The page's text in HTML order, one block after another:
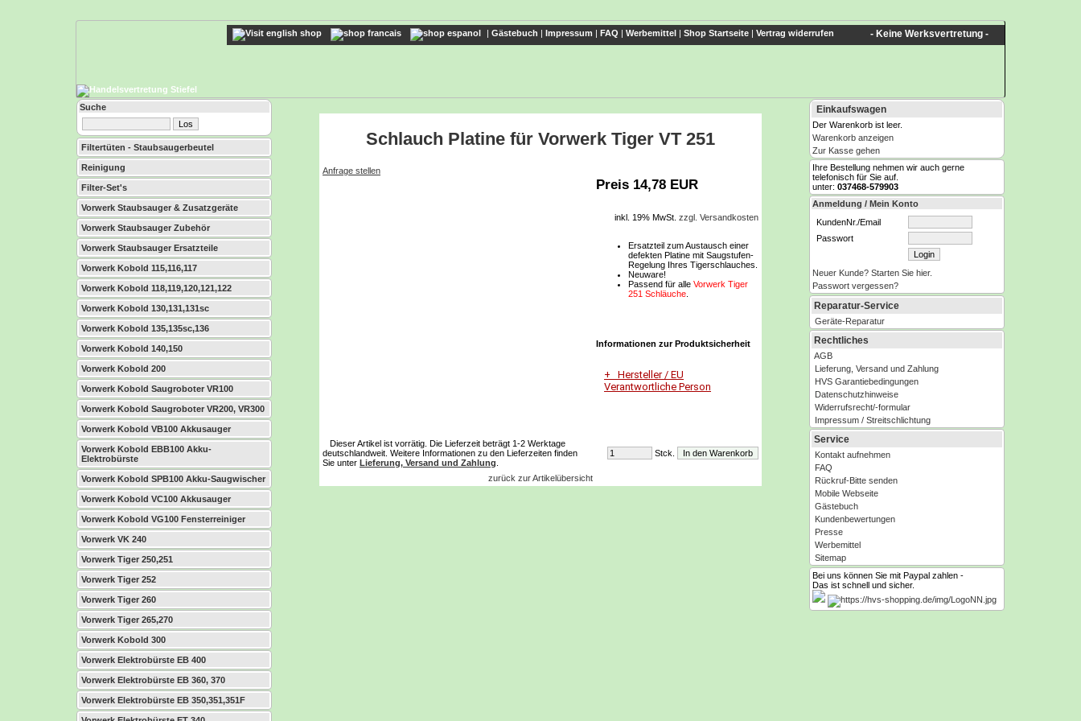
- Keine Werksvertretung -
| Gästebuch | Impressum | FAQ | Werbemittel | Shop Startseite | Vertrag widerrufen
Suche
Filtertüten - Staubsaugerbeutel
Reinigung
Filter-Set's
Vorwerk Staubsauger & Zusatzgeräte
Vorwerk Staubsauger Zubehör
Vorwerk Staubsauger Ersatzteile
Vorwerk Kobold 115,116,117
Vorwerk Kobold 118,119,120,121,122
Vorwerk Kobold 130,131,131sc
Vorwerk Kobold 135,135sc,136
Vorwerk Kobold 140,150
Vorwerk Kobold 200
Vorwerk Kobold Saugroboter VR100
Vorwerk Kobold Saugroboter VR200, VR300
Vorwerk Kobold VB100 Akkusauger
Vorwerk Kobold EBB100 Akku-
Elektrobürste
Vorwerk Kobold SPB100 Akku-Saugwischer
Vorwerk Kobold VC100 Akkusauger
Vorwerk Kobold VG100 Fensterreiniger
Vorwerk VK 240
Vorwerk Tiger 250,251
Vorwerk Tiger 252
Vorwerk Tiger 260
Vorwerk Tiger 265,270
Vorwerk Kobold 300
Vorwerk Elektrobürste EB 400
Vorwerk Elektrobürste EB 360, 370
Vorwerk Elektrobürste EB 350,351,351F
Schlauch Platine für Vorwerk Tiger VT 251
Anfrage stellen
Preis 14,78 EUR
inkl. 19% MwSt. zzgl. Versandkosten
Ersatzteil zum Austausch einer
defekten Platine mit Saugstufen-
Regelung Ihres Tigerschlauches.
Neuware!
Passend für alle Vorwerk Tiger
251 Schläuche
Informationen zur Produktsicherheit
Hersteller / EU
Verantwortliche Person
Adresse
6912 Hörbranz
Dieser Artikel ist vorrätig. Die Lieferzeit beträgt 1-2 Werktage
deutschlandweit. Weitere Informationen zu den Lieferzeiten finden
Sie unter Lieferung, Versand und Zahlung
Stck.
zurück zur Artikelübersicht
Einkaufswagen
Der Warenkorb ist leer.
Warenkorb anzeigen
Zur Kasse gehen
Ihre Bestellung nehmen wir auch gerne
telefonisch für Sie auf.
unter: 037468-579903
Anmeldung / Mein Konto
KundenNr./Email
Passwort
Neuer Kunde? Starten Sie hier.
Passwort vergessen?
Reparatur-Service
Geräte-Reparatur
Rechtliches
AGB
Lieferung, Versand und Zahlung
HVS Garantiebedingungen
Datenschutzhinweise
Widerrufsrecht/-formular
Impressum / Streitschlichtung
Service
Kontakt aufnehmen
FAQ
Rückruf-Bitte senden
Mobile Webseite
Gästebuch
Kundenbewertungen
Presse
Werbemittel
Sitemap
Bei uns können Sie mit Paypal zahlen -
Das ist schnell und sicher.